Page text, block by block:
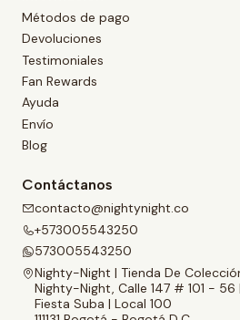
Métodos de pago
Devoluciones
Testimoniales
Fan Rewards
Ayuda
Envío
Blog
Contáctanos
contacto@nightynight.co
+573005543250
573005543250
Nighty-Night | Tienda De
Nighty-Night, Calle 147 # 101 -
Fiesta Suba | Local 100